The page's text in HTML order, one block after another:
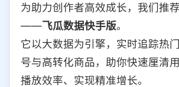
为助力创作者高效成长，我们推
——飞瓜数据快手版。
它以大数据为引擎，实时追踪热
号与高转化商品，助你快速厘清
播放效率、实现精准增长。